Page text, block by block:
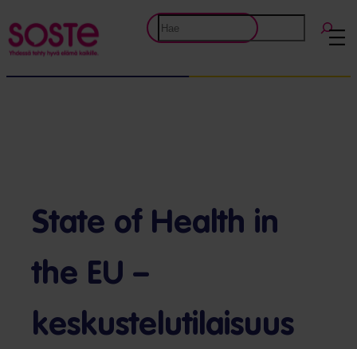
Etsi
State of Health in
the EU –
keskustelutilaisuus